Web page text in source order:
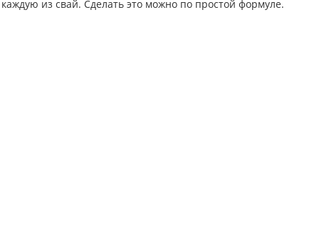
каждую из свай. Сделать это можно по простой формуле.